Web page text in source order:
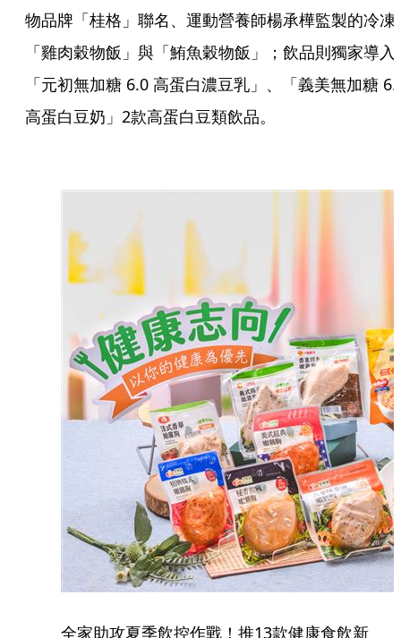
物品牌「桂格」聯名、運動營養師楊承樺監製的冷凍
「雞肉穀物飯」與「鮪魚穀物飯」；飲品則獨家導入
「元初無加糖 6.0 高蛋白濃豆乳」、「義美無加糖
高蛋白豆奶」2款高蛋白豆類飲品。
全家助攻夏季飲控作戰！推13款健康食飲新